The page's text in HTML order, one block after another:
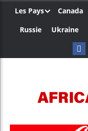
Les Pays Canada
Russie
Ukraine